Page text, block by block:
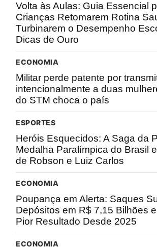
Volta às Aulas: Guia Essencial
Crianças Retomarem Rotina
Turbinarem o Desempenho
Dicas de Ouro
ECONOMIA
Militar perde patente por
intencionalmente a duas
do STM choca o país
ESPORTES
Heróis Esquecidos: A Saga da
Medalha Paralímpica do Brasil
de Robson e Luiz Carlos
ECONOMIA
Poupança em Alerta: Saques
Depósitos em R$ 7,15 Bilhões
Pior Resultado Desde 2025
ECONOMIA